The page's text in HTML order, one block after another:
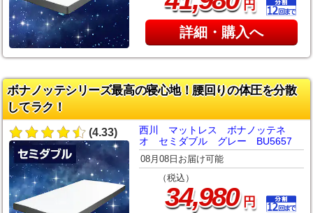
円
詳細・購入へ
ボナノッテシリーズ最高の寝心地！腰回りの体圧を分散
してラク！
(4.33)
西川 マットレス ボナノッテネ
オ セミダブル グレー BU5657
08月08日お届け可能
（税込）
34,980円